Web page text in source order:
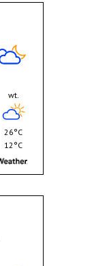
wt.
26°C
12°C